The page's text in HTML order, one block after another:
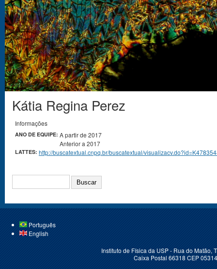
Você está aqui
Kátia Regina Perez
Informações
ANO DE EQUIPE: A partir de 2017
Anterior a 2017
LATTES: http://buscatextual.cnpq.br/buscatextual/
Português
English
Instituto de Física da USP - Rua do
Caixa Postal 66318 CEP